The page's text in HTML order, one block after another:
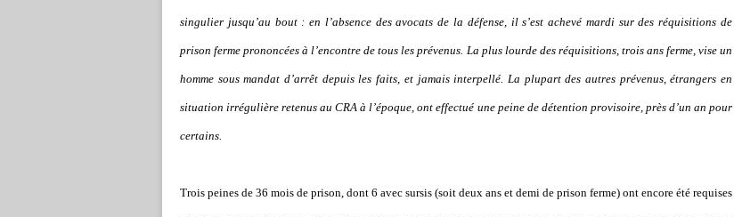
singulier jusqu ’au bout : en l’absence des avocats de la défense, il s’est achevé mardi sur des réquisitions de
prison ferme prononcées à l’encontre de tous les prévenus. La plus lourde des réquisitions, trois ans ferme, vise un
homme sous mandat d’arrêt depuis les faits, et jamais interpellé. La plupart des autres prévenus, étrangers en
situation irrégulière retenus au CRA à l’époque, ont effectué une peine de détention provisoire, près d’un an pour
certains.
Trois peines de 36 mois de prison, dont 6 avec sursis (soit deux ans et demi de prison ferme) ont encore été requises